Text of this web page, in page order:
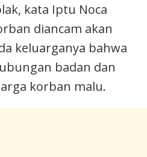
kata Iptu Noca
diancam akan
keluarganya bahwa
badan dan
korban malu.